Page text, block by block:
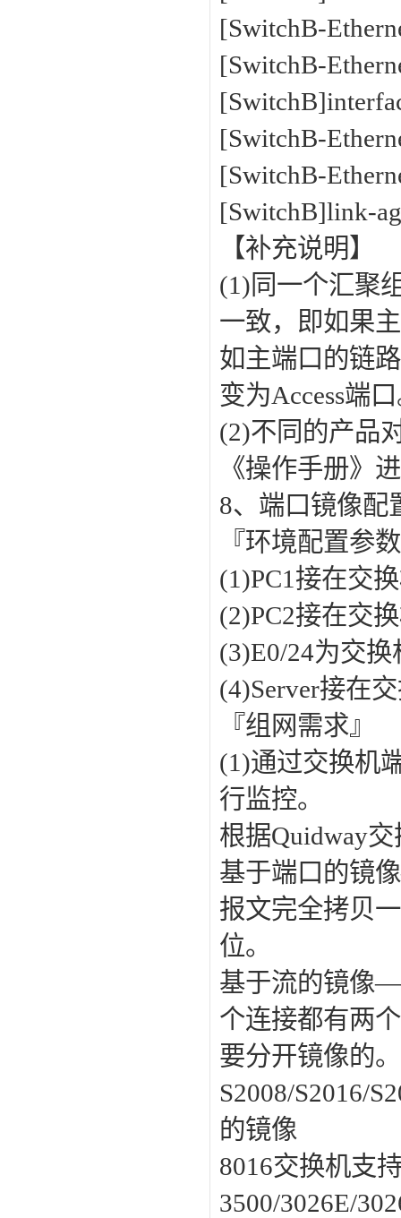
[SwitchB-
[SwitchB-
[SwitchB-
[SwitchB-
[SwitchB]link-
【补充说明】
(1)同一个汇聚
一致，即如果
如主端口的链
变为Access端
(2)不同的产品
《操作手册》
8、端口镜像
『环境配置参
(1)PC1接在交
(2)PC2接在交
(3)E0/24为交
(4)Server接在
『组网需求』
(1)通过交换机
行监控。
根据Quidway
基于端口的镜
报文完全拷贝
位。
基于流的镜像
个连接都有两
要分开镜像的
S2008/S2016/
的镜像
8016交换机支
3500/3026E/